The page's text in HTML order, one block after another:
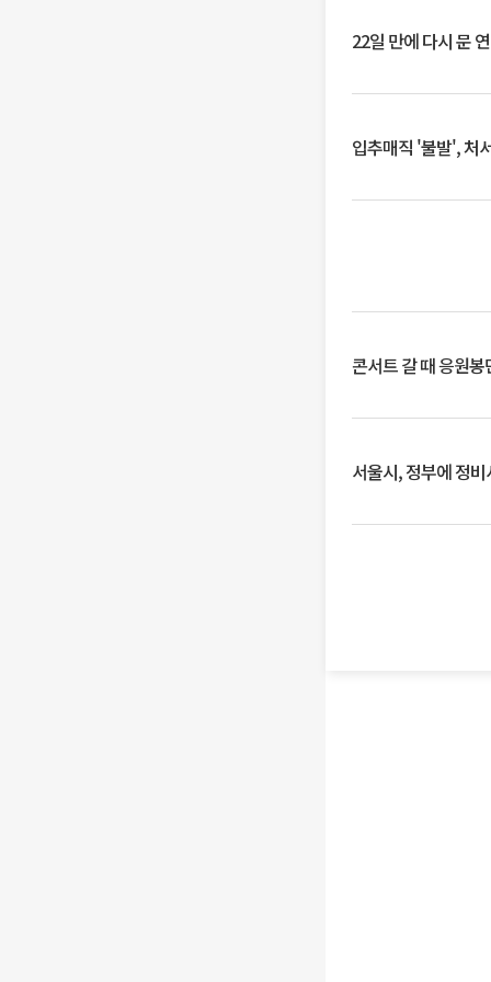
22일 만에 다시 문
입추매직 '불발', 처
콘서트 갈 때 응원
서울시, 정부에 정